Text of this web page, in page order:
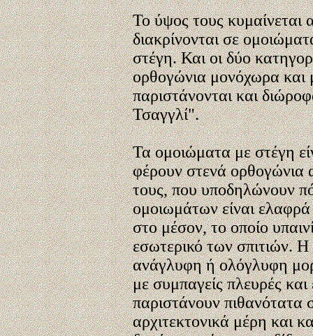
Το ύψος τους κυμαίνεται
διακρίνονται σε
στέγη. Και οι δύο
ορθογώνια μονόχωρα και
παριστάνονται και
Τσαγγλί".
Τα ομοιώματα με στέγη
φέρουν στενά ορθογώνια
τους, που υποδηλώνουν
ομοιωμάτων είναι ελαφρά
στο μέσον, το οποίο
εσωτερικό των σπιτιών.
ανάγλυφη ή ολόγλυφη
με συμπαγείς πλευρές
παριστάνουν πιθανότατα
αρχιτεκτονικά μέρη και